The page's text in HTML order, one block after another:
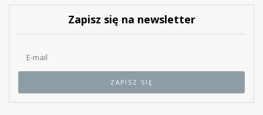
Zapisz się na newsletter